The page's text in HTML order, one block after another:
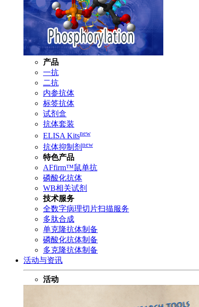
产品
一抗
二抗
内参抗体
标签抗体
试剂盒
抗体套装
ELISA Kitsnew
抗体抑制剂 new
特色产品
AFfirm™鼠单抗
磷酸化抗体
WB相关试剂
技术服务
全数字病理切片扫描服务
多肽合成
单克隆抗体制备
磷酸化抗体制备
多克隆抗体制备
活动与资讯
活动